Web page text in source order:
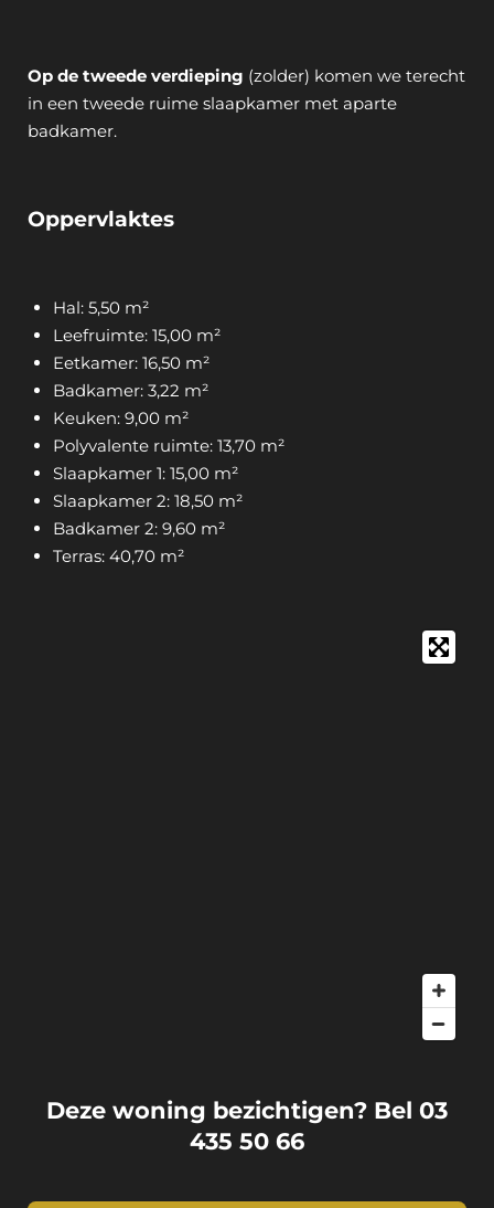
Op de tweede verdieping (zolder) komen we terecht
in een tweede ruime slaapkamer met aparte
badkamer.
Oppervlaktes
Hal: 5,50 m²
Leefruimte: 15,00 m²
Eetkamer: 16,50 m²
Badkamer: 3,22 m²
Keuken: 9,00 m²
Polyvalente ruimte: 13,70 m²
Slaapkamer 1: 15,00 m²
Slaapkamer 2: 18,50 m²
Badkamer 2: 9,60 m²
Terras: 40,70 m²
Deze woning bezichtigen? Bel 03
435 50 66